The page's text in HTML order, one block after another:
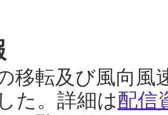
移転及び風向風
た。詳細は配信